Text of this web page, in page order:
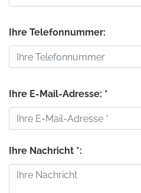
Ihre Telefonnummer:
Ihre E-Mail-Adresse: *
Ihre Nachricht *: